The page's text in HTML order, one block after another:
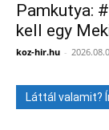
Pamkutya:
kell egy
koz-hir.hu -
Láttál valamit?